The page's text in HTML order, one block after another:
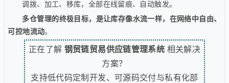
调拨、加工、移库，全部在线留痕、自动触发。
多仓管理的终极目标，是让库存像水流一样，在网络中自由、
可控地流动。
正在了解 钢贸链贸易供应链管理系统 相关解决
方案？
支持低代码定制开发、可源码交付与私有化部